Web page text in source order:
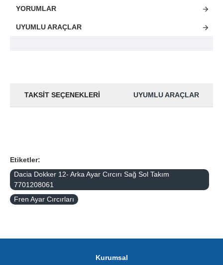
YORUMLAR
UYUMLU ARAÇLAR
TAKSIT SEÇENEKLERI UYUMLU ARAÇLAR
Etiketler:
Dacia Dokker 12- Arka Ayar Cırcırı Sağ Sol Takım
7701208061
Fren Ayar Cırcırları
Kurumsal